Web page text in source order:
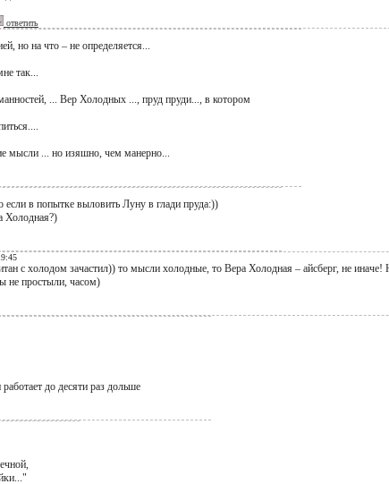
ответить
но на что – не определяется...
так...
... Вер Холодных ..., пруд пруди..., в котором
мысли ... но изяшно, чем манерно...
если в попытке выловить Луну в глади пруда:))
Холодная?)
с холодом зачастил)) то мысли холодные, то Вера Холодная – айсберг, не
не простыли, часом)
до десяти раз дольше